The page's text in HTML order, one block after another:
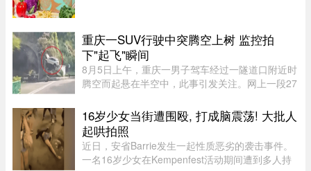
Chabot Inc.担任监督机构。此 ...
重庆一SUV行驶中突腾空上树 监控拍
下"起飞"瞬间
8月5日上午，重庆一男子驾车经过一隧道口附近时
腾空而起悬在半空中，此事引发关注。网上一段27
道，其前方右边是一处转弯，前端左侧是一个隧道
口，当车驶至该隧道口附近时 ...
16岁少女当街遭围殴, 打成脑震荡! 大批人
起哄拍照
近日，安省Barrie发生一起性质恶劣的袭击事件。
一名16岁少女在Kempenfest活动期间遭到多人持